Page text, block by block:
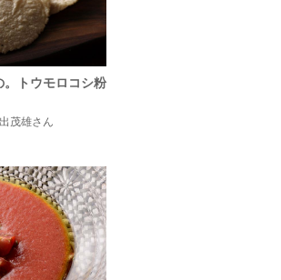
。トウモロコシ粉
茂雄さん